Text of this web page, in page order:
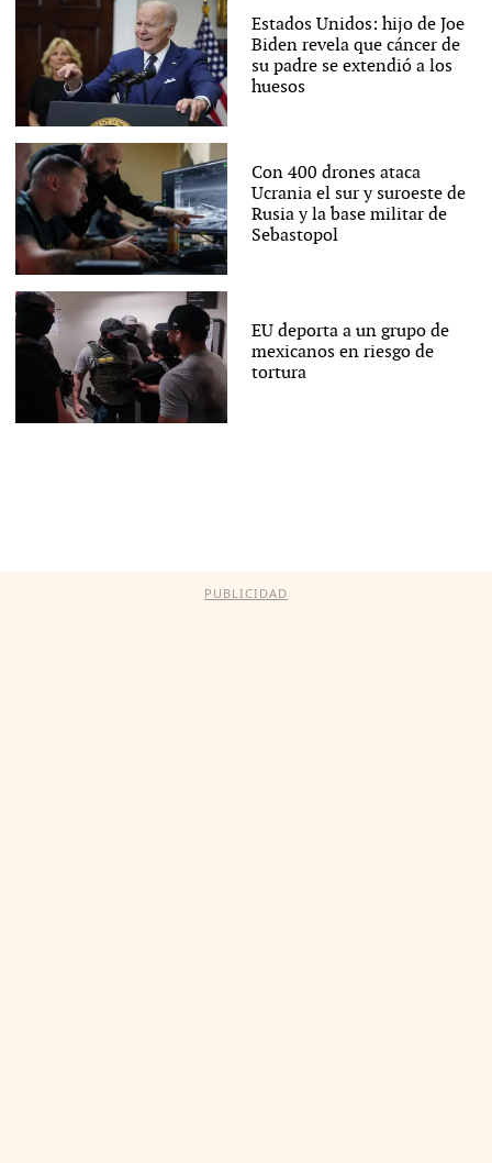
Estados Unidos: hijo de Joe
Biden revela que cáncer de
su padre se extendió a los
huesos
Con 400 drones ataca
Ucrania el sur y suroeste de
Rusia y la base militar de
Sebastopol
EU deporta a un grupo de
mexicanos en riesgo de
tortura
PUBLICIDAD